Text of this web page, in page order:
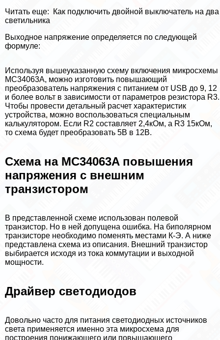
Читать еще:
Как подключить двойной выключатель на два
светильника
Выходное напряжение определяется по следующей
формуле:
Используя вышеуказанную схему включения микросхемы
МС34063А, можно изготовить повышающий
преобразователь напряжения с питанием от USB до 9, 12
и более вольт в зависимости от параметров резистора R3.
Чтобы провести детальный расчет хаpaктеристик
устройства, можно воспользоваться специальным
калькулятором. Если R2 составляет 2,4кОм, а R3 15кОм,
то схема будет преобразовать 5В в 12В.
Схема на MC34063A повышения
напряжения с внешним
транзистором
В представленной схеме использован полевой
транзистор. Но в ней допущена ошибка. На биполярном
транзисторе необходимо поменять местами К-Э. А ниже
представлена схема из описания. Внешний транзистор
выбирается исходя из тока коммутации и выходной
мощности.
Драйвер светодиодов
Довольно часто для питания светодиодных источников
света применяется именно эта микросхема для
построения понижающего или повышающего